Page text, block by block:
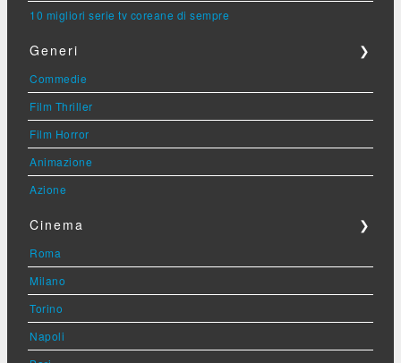
10 migliori serie tv coreane di sempre
Generi ❯
Commedie
Film Thriller
Film Horror
Animazione
Azione
Cinema ❯
Roma
Milano
Torino
Napoli